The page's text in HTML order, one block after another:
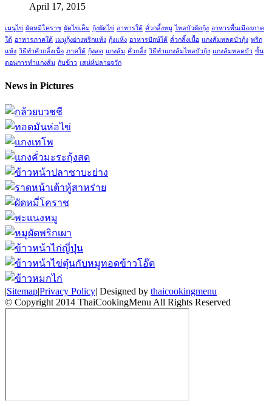
April 17, 2015
เมนูไข่ ผัดหมี่โคราช ผัดไข่เค็ม กุ้งผัดไข่ อาหารใต้ คั่วกลิ้งหมู ไหลบัวผัดกุ้ง อาหารพื้นเมืองภาค
ใต้ อาหารภาคใต้ เมนูกุ้งย่างพริกแห้ง กุ้งแห้ง อาหารปักษ์ใต้ คั่วกลิ้งเนื้อ แกงส้มหลดบัวกุ้ง พริก
แห้ง วิธีทำคั่วกลิ้งเนื้อ ภาคใต้ กุ้งสด แกงส้ม คั่วกลิ้ง วิธีทำแกงส้มไหลบัวกุ้ง แกงส้มหลดบัว ขั้น
ตอนการทำแกงส้ม กับข้าว เสน่ห์ปลายจวัก
News in Pictures
|Sitemap|Privacy Policy| Designed by thaicookingmenu
© Copyright 2014 ThaiCookingMenu All Rights Reserved